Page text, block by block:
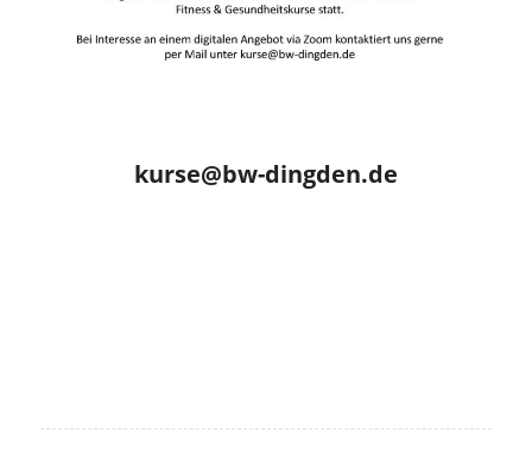
kurse@bw-dingden.de